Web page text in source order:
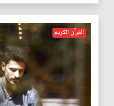
القرآن الكريم